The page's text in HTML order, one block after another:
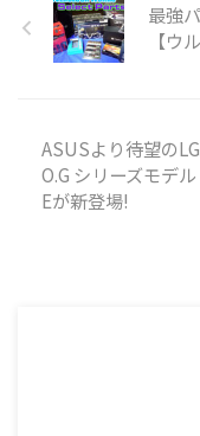
最強
【ウ
ASUSより待望の
O.G シリーズモデ
Eが新登場!